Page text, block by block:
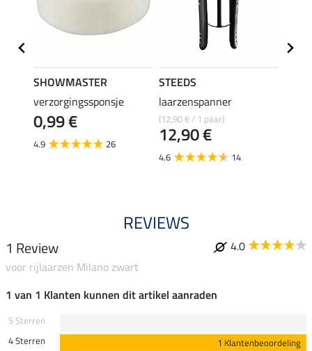
SHOWMASTER
verzorgingssponsje
0,99 €
4.9 26
STEEDS
laarzenspanner
(12,90 € / 1 paar)
12,90 €
4.6 14
REVIEWS
1 Review
4.0
voor rijlaarzen Milano zwart
1 van 1 Klanten kunnen dit artikel aanraden
5 Sterren
4 Sterren
1 Klantenbeoordeling